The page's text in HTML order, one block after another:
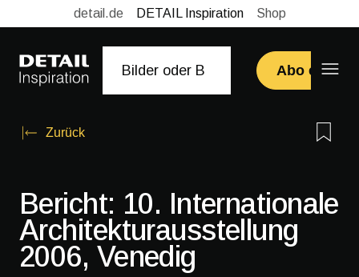
detail.de DETAIL Inspiration Shop
Abo
Zurück
Bericht: 10. Internationale
Architekturausstellung
2006, Venedig